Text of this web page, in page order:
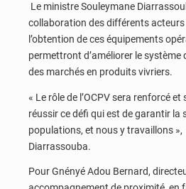
Le ministre Souleymane
collaboration des différents
l’obtention de ces équipements
permettront d’améliorer le système
des marchés en produits vivriers.
« Le rôle de l’OCPV sera renforcé
réussir ce défi qui est de garantir la
populations, et nous y travaillons
Diarrassouba.
Pour Gnényé Adou Bernard,